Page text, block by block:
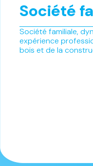
Société
Société familiale,
expérience
bois et de la